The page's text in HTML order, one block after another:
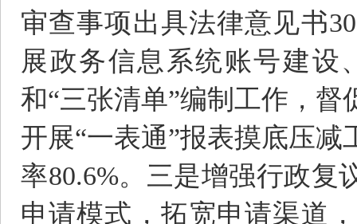
审查事项出具法律意见书
展政务信息系统账号建设
和“三张清单”编制工作，
开展“一表通”报表摸底压
率80.6%。三是增强行政复
申请模式，拓宽申请渠道